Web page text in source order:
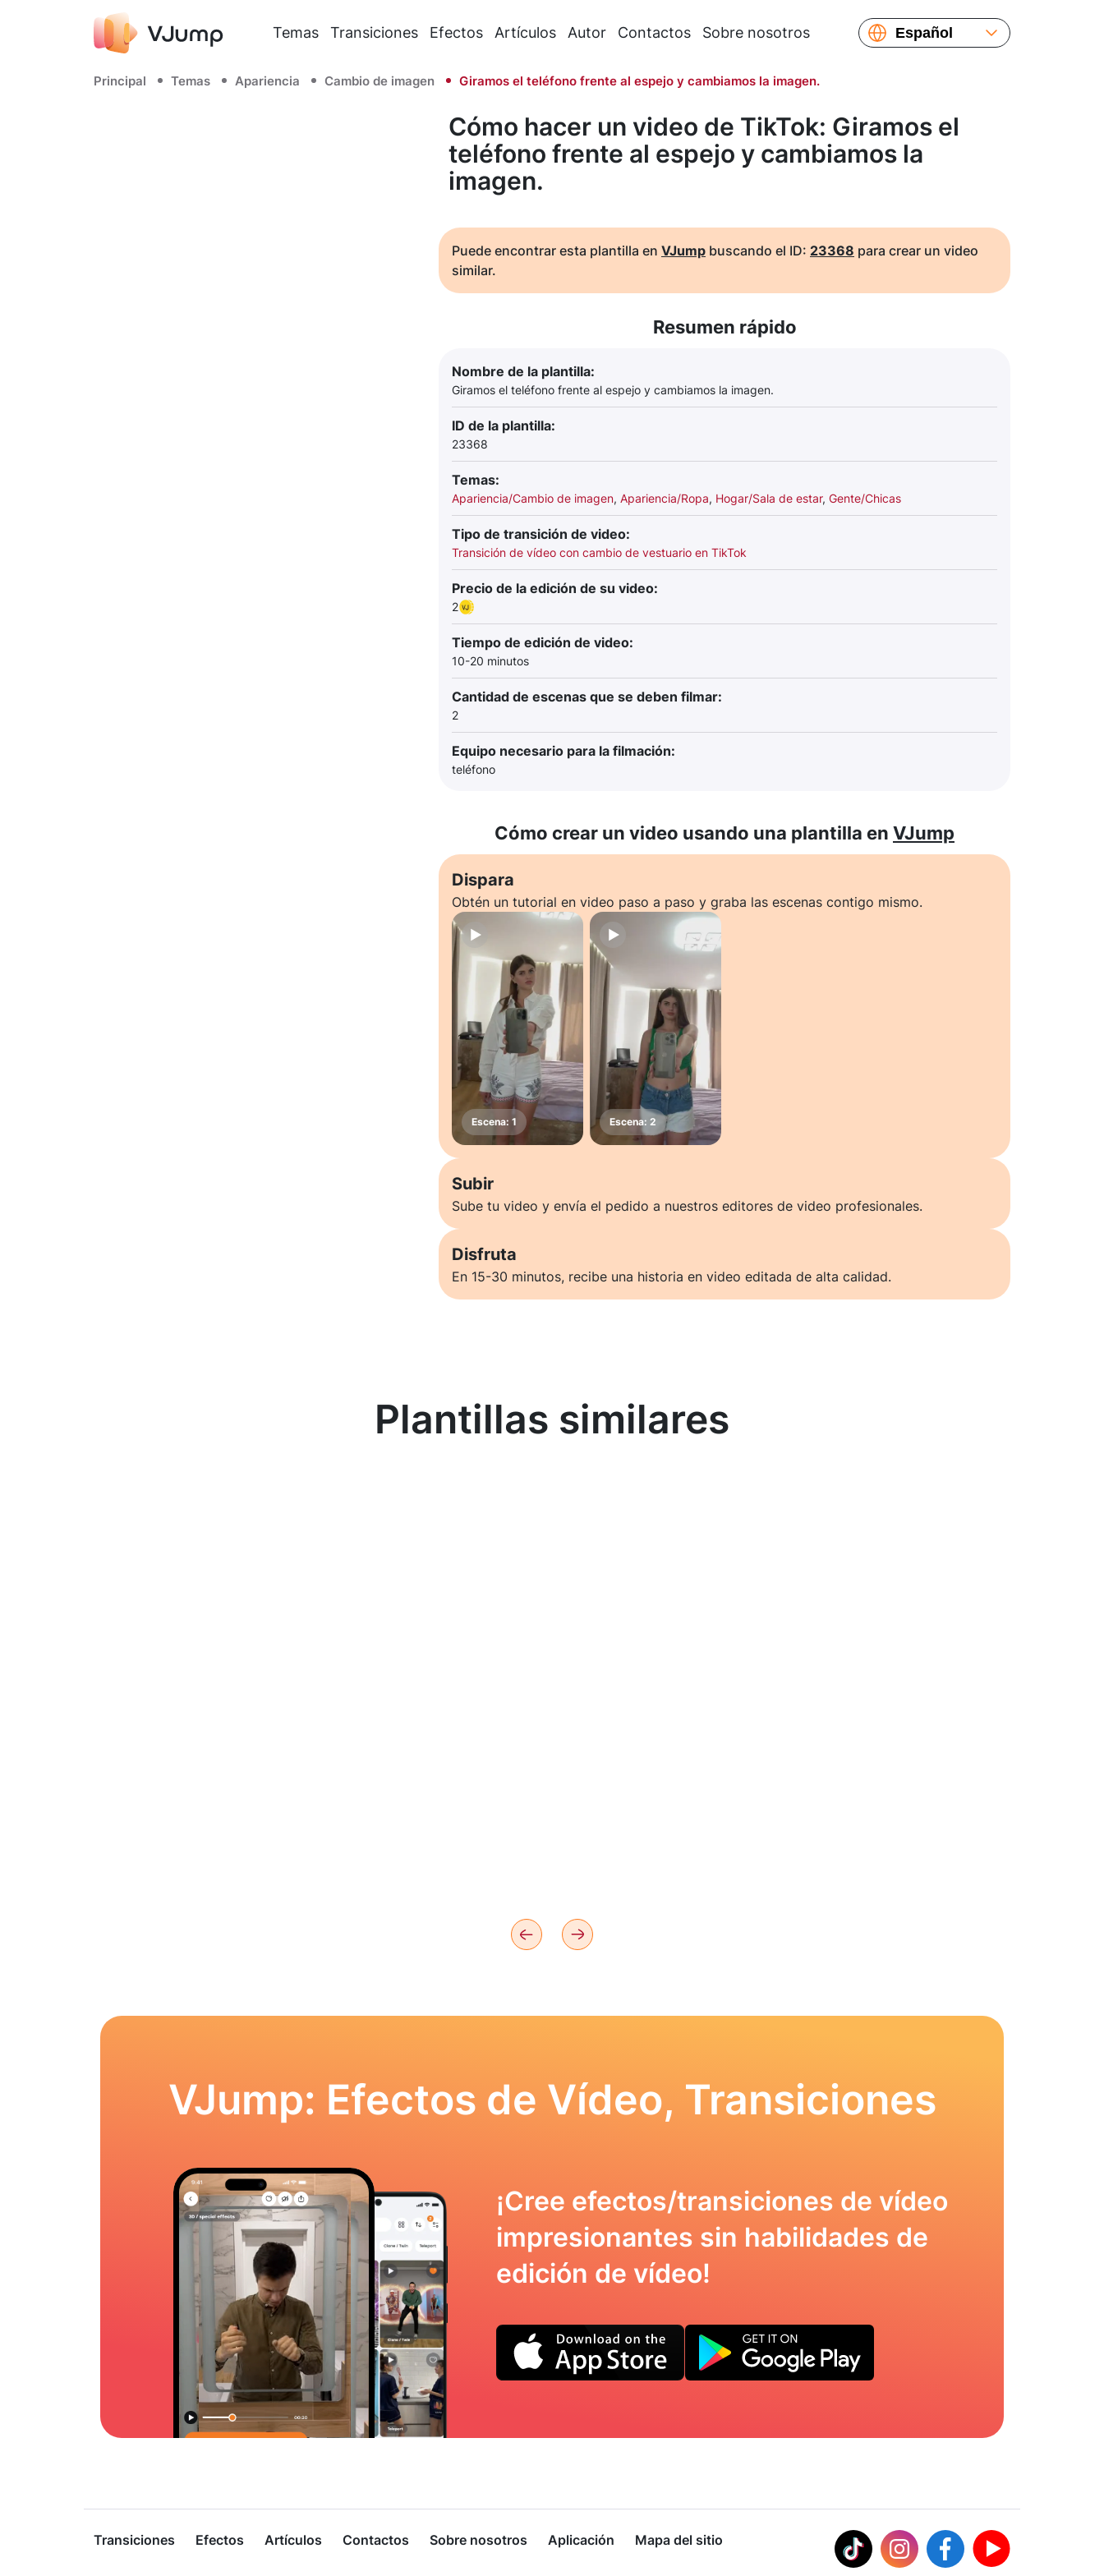
Temas Transiciones Efectos Artículos Autor Contactos Sobre nosotros
Español
Français
繁體中文
Principal Temas Apariencia Cambio de imagen Giramos el teléfono frente al espejo y cambiamos la imagen.
Cómo hacer un video de TikTok: Giramos el
teléfono frente al espejo y cambiamos la
imagen.
Puede encontrar esta plantilla en VJump buscando el ID: 23368 para crear un video
similar.
Resumen rápido
Nombre de la plantilla:
Giramos el teléfono frente al espejo y cambiamos la imagen.
ID de la plantilla:
23368
Temas:
Apariencia/Cambio de imagen, Apariencia/Ropa, Hogar/Sala de estar, Gente/Chicas
Tipo de transición de video:
Transición de vídeo con cambio de vestuario en TikTok
Precio de la edición de su video:
2
Tiempo de edición de video:
10-20 minutos
Cantidad de escenas que se deben filmar:
2
Equipo necesario para la filmación:
teléfono
Cómo crear un video usando una plantilla en VJump
Dispara
Obtén un tutorial en video paso a paso y graba las escenas contigo mismo.
Subir
Sube tu video y envía el pedido a nuestros editores de video profesionales.
Disfruta
En 15-30 minutos, recibe una historia en video editada de alta calidad.
Plantillas similares
VJump: Efectos de Vídeo, Transiciones
¡Cree efectos/transiciones de vídeo
impresionantes sin habilidades de
edición de vídeo!
Transiciones Efectos Artículos Contactos Sobre nosotros Aplicación Mapa del sitio